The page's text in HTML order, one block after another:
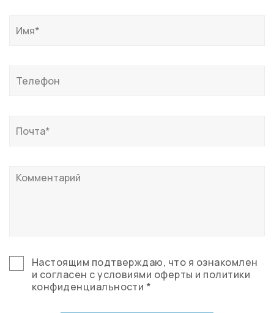
Настоящим подтверждаю, что я ознакомлен
и согласен с условиями оферты и политики
конфиденциальности *